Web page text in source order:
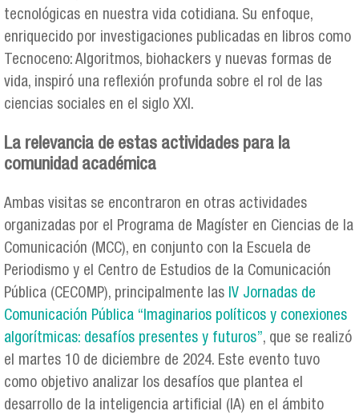
tecnológicas en nuestra vida cotidiana. Su enfoque,
enriquecido por investigaciones publicadas en libros como
Tecnoceno: Algoritmos, biohackers y nuevas formas de
vida, inspiró una reflexión profunda sobre el rol de las
ciencias sociales en el siglo XXI.
La relevancia de estas actividades para la
comunidad académica
Ambas visitas se encontraron en otras actividades
organizadas por el Programa de Magíster en Ciencias de la
Comunicación (MCC), en conjunto con la Escuela de
Periodismo y el Centro de Estudios de la Comunicación
Pública (CECOMP), principalmente las IV Jornadas de
Comunicación Pública “Imaginarios políticos y conexiones
algorítmicas: desafíos presentes y futuros”, que se realizó
el martes 10 de diciembre de 2024. Este evento tuvo
como objetivo analizar los desafíos que plantea el
desarrollo de la inteligencia artificial (IA) en el ámbito